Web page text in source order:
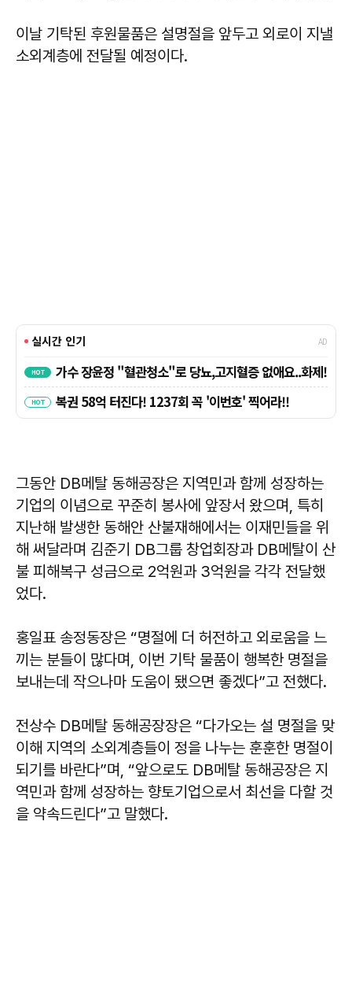
이날 기탁된 후원물품은 설명절을 앞두고 외로이 지낼
소외계층에 전달될 예정이다.
그동안 DB메탈 동해공장은 지역민과 함께 성장하는
기업의 이념으로 꾸준히 봉사에 앞장서 왔으며, 특히
지난해 발생한 동해안 산불재해에서는 이재민들을 위
해 써달라며 김준기 DB그룹 창업회장과 DB메탈이 산
불 피해복구 성금으로 2억원과 3억원을 각각 전달했
었다.
홍일표 송정동장은 “명절에 더 허전하고 외로움을 느
끼는 분들이 많다며, 이번 기탁 물품이 행복한 명절을
보내는데 작으나마 도움이 됐으면 좋겠다”고 전했다.
전상수 DB메탈 동해공장장은 “다가오는 설 명절을 맞
이해 지역의 소외계층들이 정을 나누는 훈훈한 명절이
되기를 바란다”며, “앞으로도 DB메탈 동해공장은 지
역민과 함께 성장하는 향토기업으로서 최선을 다할 것
을 약속드린다”고 말했다.